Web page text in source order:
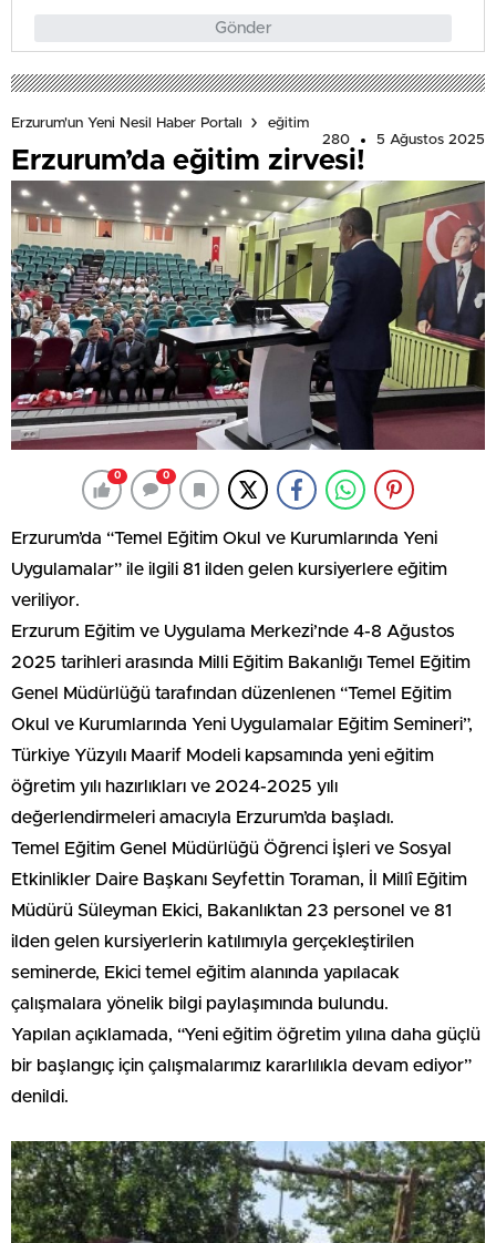
Gönder
Erzurum'un Yeni Nesil Haber Portalı
eğitim
280
5 Ağustos 2025
Erzurum’da eğitim zirvesi!
0 0
Erzurum’da “Temel Eğitim Okul ve Kurumlarında Yeni
Uygulamalar” ile ilgili 81 ilden gelen kursiyerlere eğitim
veriliyor.
Erzurum Eğitim ve Uygulama Merkezi’nde 4-8 Ağustos
2025 tarihleri arasında Milli Eğitim Bakanlığı Temel Eğitim
Genel Müdürlüğü tarafından düzenlenen “Temel Eğitim
Okul ve Kurumlarında Yeni Uygulamalar Eğitim Semineri”,
Türkiye Yüzyılı Maarif Modeli kapsamında yeni eğitim
öğretim yılı hazırlıkları ve 2024-2025 yılı
değerlendirmeleri amacıyla Erzurum’da başladı.
Temel Eğitim Genel Müdürlüğü Öğrenci İşleri ve Sosyal
Etkinlikler Daire Başkanı Seyfettin Toraman, İl Millî Eğitim
Müdürü Süleyman Ekici, Bakanlıktan 23 personel ve 81
ilden gelen kursiyerlerin katılımıyla gerçekleştirilen
seminerde, Ekici temel eğitim alanında yapılacak
çalışmalara yönelik bilgi paylaşımında bulundu.
Yapılan açıklamada, “Yeni eğitim öğretim yılına daha güçlü
bir başlangıç için çalışmalarımız kararlılıkla devam ediyor”
denildi.